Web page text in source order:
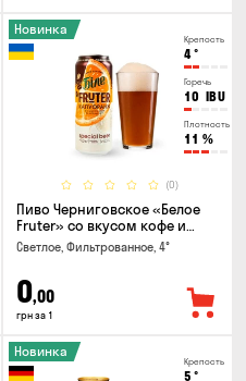
Крепость
4°
Горечь
10 IBU
Плотность
11 %
(0)
Новинка
Пиво Черниговское «Белое
Fruter» со вкусом кофе и
апельсина 0.5 л
Светлое, Фильтрованное, 4°
0,00
грн за 1
Крепость
5 °
Новинка